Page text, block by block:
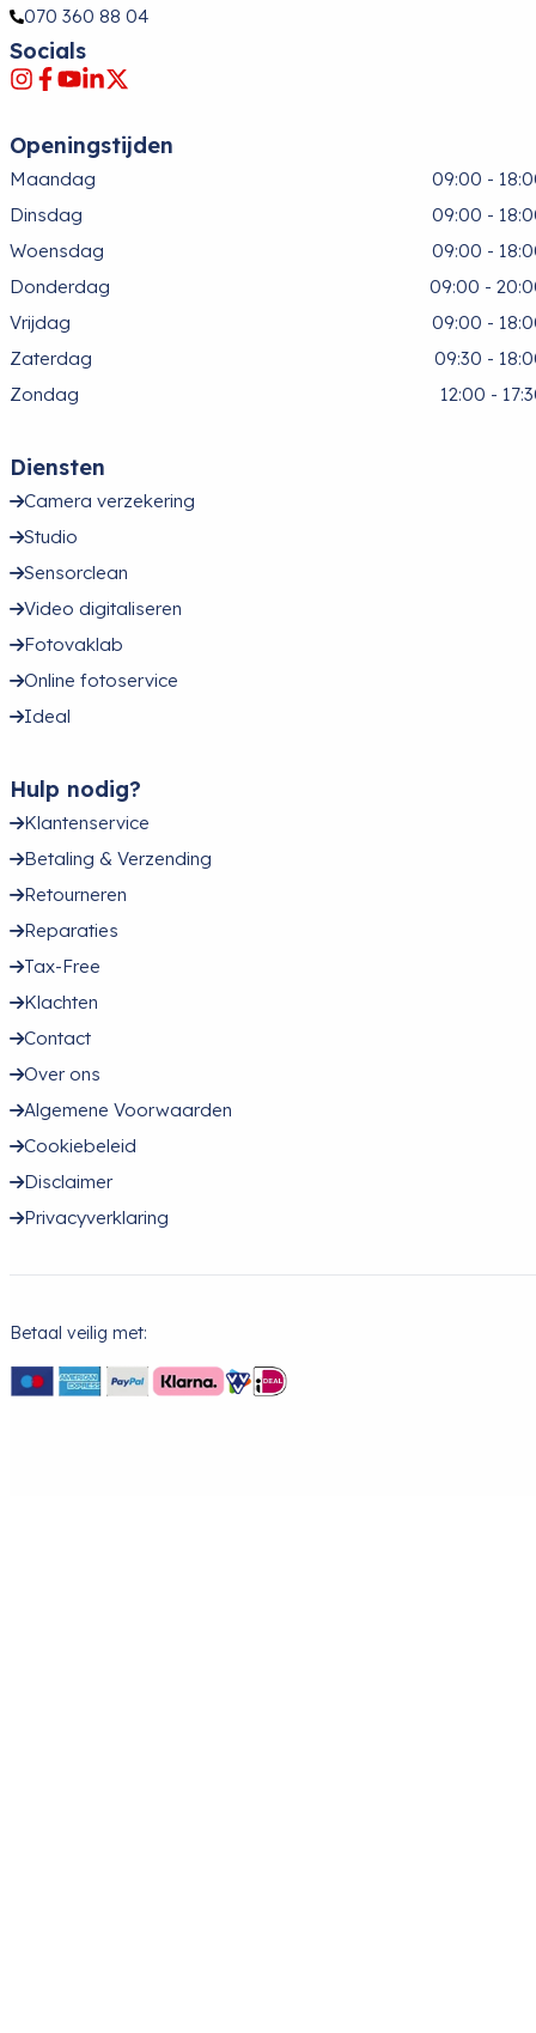
070 360 88 04
Socials
Openingstijden
Maandag
09:00 -
Dinsdag
09:00 -
Woensdag
09:00 -
Donderdag
09:00 -
Vrijdag
09:00 -
Zaterdag
09:30 -
Zondag
12:00 -
Diensten
Camera verzekering
Studio
Sensorclean
Video digitaliseren
Fotovaklab
Online fotoservice
Ideal
Hulp nodig?
Klantenservice
Betaling & Verzending
Retourneren
Reparaties
Tax-Free
Klachten
Contact
Over ons
Algemene Voorwaarden
Cookiebeleid
Disclaimer
Privacyverklaring
Betaal veilig met: